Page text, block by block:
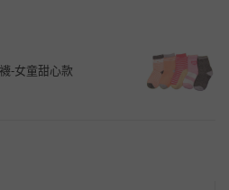
-女童甜心款